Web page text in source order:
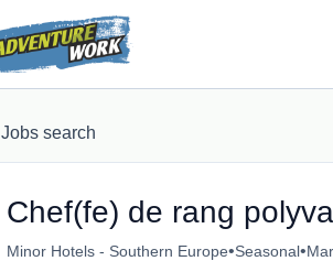
Jobs search
Chef(fe) de rang
Minor Hotels - Southern Europe•Seasonal•